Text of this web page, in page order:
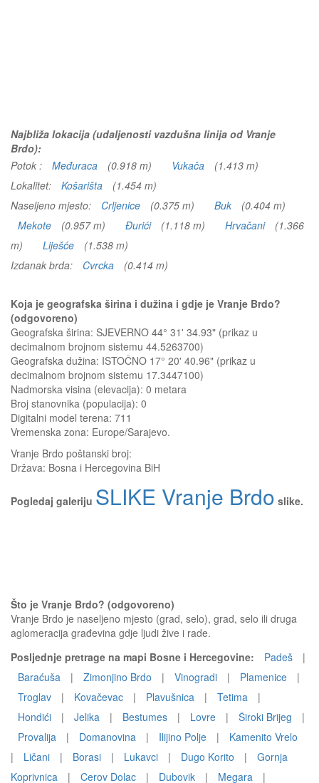
Najbliža lokacija (udaljenosti vazdušna linija od Vranje
Brdo):
Potok :
Međuraca (0.918 m) Vukača
(1.413 m)
Lokalitet:
Košarišta
(1.454 m)
Naseljeno mjesto:
Crljenice (0.375 m) Buk
(0.404 m)
Mekote
(0.957 m) Đurići (1.118 m) Hrvačani
(1.366
m)
Liješće
(1.538 m)
Izdanak brda:
Cvrcka (0.414 m)
Koja je geografska širina i dužina i gdje je Vranje Brdo?
(odgovoreno)
Geografska širina: SJEVERNO 44° 31' 34.93" (prikaz u
decimalnom brojnom sistemu 44.5263700)
Geografska dužina: ISTOČNO 17° 20' 40.96" (prikaz u
decimalnom brojnom sistemu 17.3447100)
Nadmorska visina (elevacija): 0 metara
Broj stanovnika (populacija): 0
Digitalni model terena: 711
Vremenska zona: Europe/Sarajevo.
Vranje Brdo poštanski broj:
Država: Bosna i Hercegovina BiH
Pogledaj galeriju SLIKE Vranje Brdo slike.
Što je Vranje Brdo? (odgovoreno)
Vranje Brdo je naseljeno mjesto (grad, selo), grad, selo ili druga
aglomeracija građevina gdje ljudi žive i rade.
Posljednje pretrage na mapi Bosne i Hercegovine:
Padeš
|
Baraćuša
| Zimonjino Brdo | Vinogradi | Plamenice
|
Troglav
| Kovačevac | Plavušnica | Tetima
|
Hondići
| Jelika | Bestumes | Lovre | Široki Brijeg
|
Provalija
| Domanovina | Ilijino Polje |
Kamenito Vrelo
|
Ličani | Borasi | Lukavci | Dugo Korito |
Gornja
Koprivnica
| Cerov Dolac | Dubovik | Megara |